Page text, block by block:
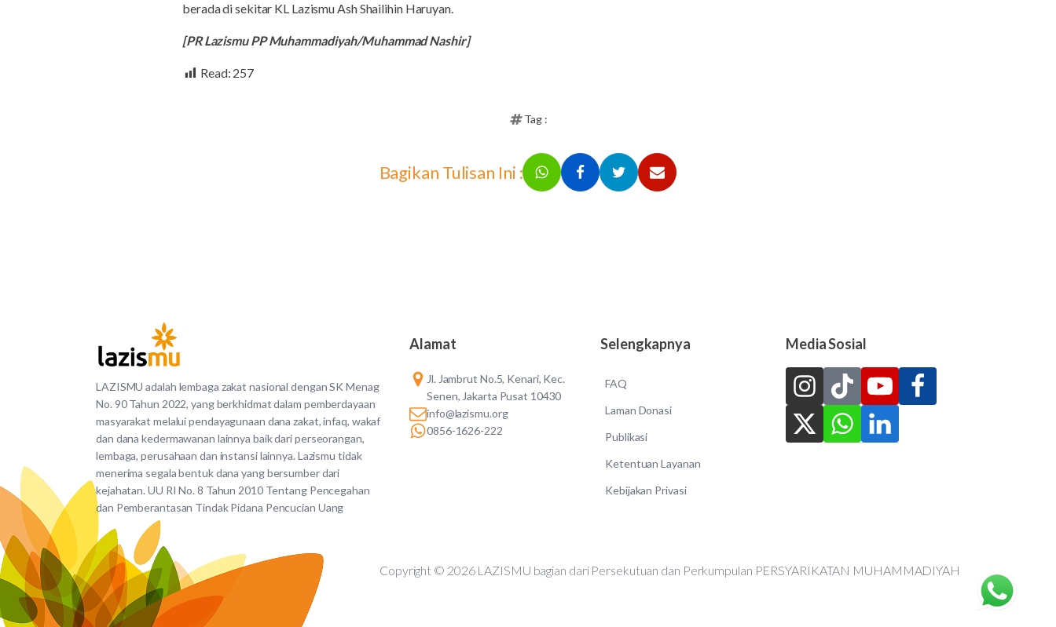
berada di sekitar KL Lazismu Ash Shailihin Haruyan.
[PR Lazismu PP Muhammadiyah/Muhammad Nashir]
Read: 257
Tag :
Bagikan Tulisan Ini :
LAZISMU adalah lembaga zakat nasional dengan SK Menag
No. 90 Tahun 2022, yang berkhidmat dalam pemberdayaan
masyarakat melalui pendayagunaan dana zakat, infaq, wakaf
dan dana kedermawanan lainnya baik dari perseorangan,
lembaga, perusahaan dan instansi lainnya. Lazismu tidak
menerima segala bentuk dana yang bersumber dari
kejahatan. UU RI No. 8 Tahun 2010 Tentang Pencegahan
dan Pemberantasan Tindak Pidana Pencucian Uang
Alamat
Jl. Jambrut No.5, Kenari, Kec.
Senen, Jakarta Pusat 10430
info@lazismu.org
0856-1626-222
Selengkapnya
FAQ
Laman Donasi
Publikasi
Ketentuan Layanan
Kebijakan Privasi
Media Sosial
Copyright © 2026 LAZISMU bagian dari Persekutuan dan Perkumpulan PERSYARIKATAN MUHAMMADIYAH